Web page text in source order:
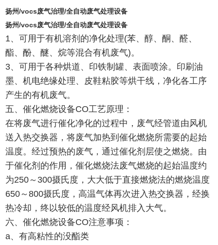
扬州/vocs废气治理/全自动废气处理设备
扬州/vocs废气治理/全自动废气处理设备
1、可用于有机溶剂的净化处理(苯、醇、酮、醛、
酯、酚、醚、烷等混合有机废气)。
3、可用于各种烘道、印铁制罐、表面喷涂。印刷油
墨、机电绝缘处理、皮鞋粘胶等烘干线，净化各工序
产生的有机废气。
五、催化燃烧设备CO工艺原理：
在将废气进行催化净化的过程中，废气经管道由风机
送入热交换器，将废气加热到催化燃烧所需要的起始
温度。经过预热的废气，通过催化剂层使之燃烧。由
于催化剂的作用，催化燃烧法废气燃烧的起始温度约
为250～300摄氏度，大大低于直接燃烧法的燃烧温度
650～800摄氏度，高温气体再次进入热交换器，经换
热冷却，终以较低的温度经风机排入大气。
六、催化燃烧设备CO注意事项：
a、有高粘性的没酯类